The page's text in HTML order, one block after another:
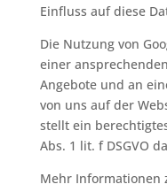
Einfluss auf diese
Die Nutzung von
einer
Angebote und an
von uns auf der
stellt ein
Abs. 1 lit. f DSGVO
Mehr Informationen